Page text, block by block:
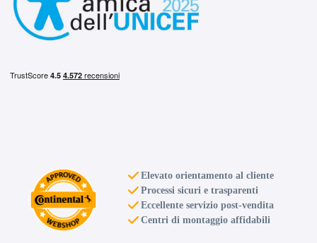
Elevato orientamento al cliente
Processi sicuri e trasparenti
Eccellente servizio post-vendita
Centri di montaggio affidabili